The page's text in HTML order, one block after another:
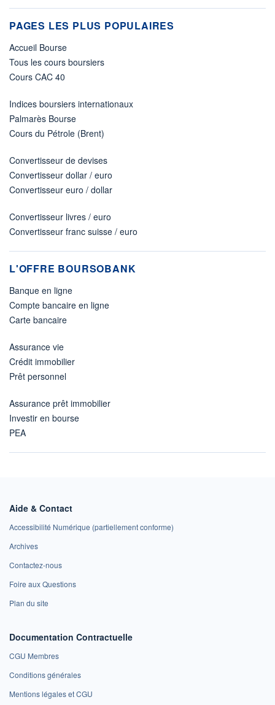
PAGES LES PLUS POPULAIRES
Accueil Bourse
Tous les cours boursiers
Cours CAC 40
Indices boursiers internationaux
Palmarès Bourse
Cours du Pétrole (Brent)
Convertisseur de devises
Convertisseur dollar / euro
Convertisseur euro / dollar
Convertisseur livres / euro
Convertisseur franc suisse / euro
L'OFFRE BOURSOBANK
Banque en ligne
Compte bancaire en ligne
Carte bancaire
Assurance vie
Crédit immobilier
Prêt personnel
Assurance prêt immobilier
Investir en bourse
PEA
Aide & Contact
Accessibilité Numérique (partiellement conforme)
Archives
Contactez-nous
Foire aux Questions
Plan du site
Documentation Contractuelle
CGU Membres
Conditions générales
Mentions légales et CGU